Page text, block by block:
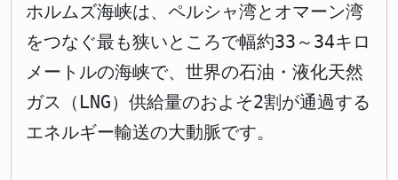
ホルムズ海峡は、ペルシャ湾とオマーン湾
をつなぐ最も狭いところで幅約33～34キロ
メートルの海峡で、世界の石油・液化天然
ガス（LNG）供給量のおよそ2割が通過する
エネルギー輸送の大動脈です。